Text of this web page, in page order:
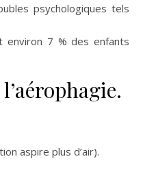
psychologiques tels
environ 7 % des enfants
aspire plus d’air).